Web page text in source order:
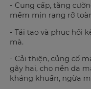
- Cung cấp, tăng
mềm mịn rạng rỡ
- Tái tạo và phục hồi
mà.
- Cải thiện, củng cố
gây hại, cho nền da
kháng khuẩn, ngừa